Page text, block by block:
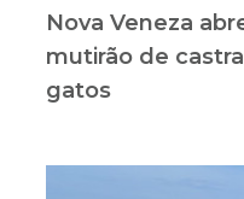
Nova Veneza
mutirão de
gatos